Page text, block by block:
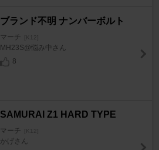
ブランド不明 ナンバーボルト
マーチ
MH23S@悩み中さん
8
SAMURAI Z1 HARD TYPE
マーチ
かげさん